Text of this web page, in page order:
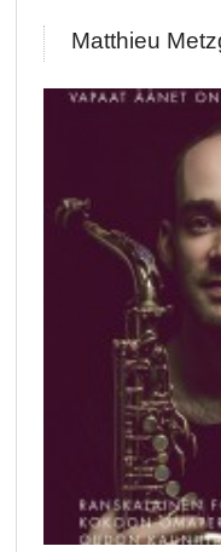
Matthieu